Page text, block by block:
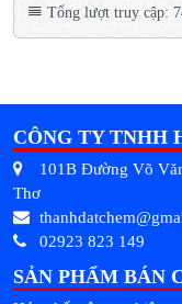
Tổng lượt truy cập:
CÔNG TY TNHH
101B Đường Võ
Thơ
02923 823 149
SẢN PHẨM BÁN